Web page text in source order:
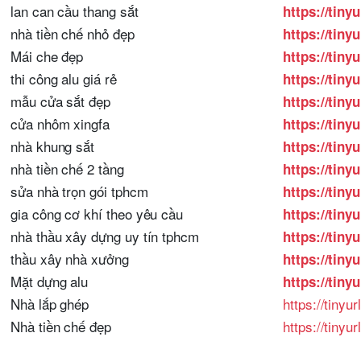
lan can cầu thang sắt https://
nhà tiền chế nhỏ đẹp https://
Mái che đẹp https://
thi công alu giá rẻ https://
mẫu cửa sắt đẹp https://
cửa nhôm xingfa https://
nhà khung sắt https://
nhà tiền chế 2 tầng https://
sửa nhà trọn gói tphcm https://
gia công cơ khí theo yêu cầu https://
nhà thầu xây dựng uy tín tphcm https://
thầu xây nhà xưởng https://
Mặt dựng alu https://
Nhà lắp ghép
https://
Nhà tiền chế đẹp
https://